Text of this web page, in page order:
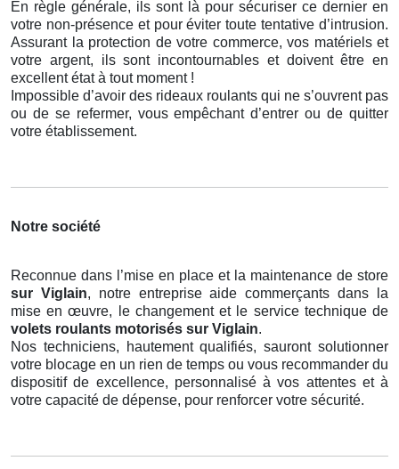
En règle générale, ils sont là pour sécuriser ce dernier en
votre non-présence et pour éviter toute tentative d’intrusion.
Assurant la protection de votre commerce, vos matériels et
votre argent, ils sont incontournables et doivent être en
excellent état à tout moment !
Impossible d’avoir des rideaux roulants qui ne s’ouvrent pas
ou de se refermer, vous empêchant d’entrer ou de quitter
votre établissement.
Notre société
Reconnue dans l’mise en place et la maintenance de store
sur Viglain, notre entreprise aide commerçants dans la
mise en œuvre, le changement et le service technique de
volets roulants motorisés sur Viglain.
Nos techniciens, hautement qualifiés, sauront solutionner
votre blocage en un rien de temps ou vous recommander du
dispositif de excellence, personnalisé à vos attentes et à
votre capacité de dépense, pour renforcer votre sécurité.